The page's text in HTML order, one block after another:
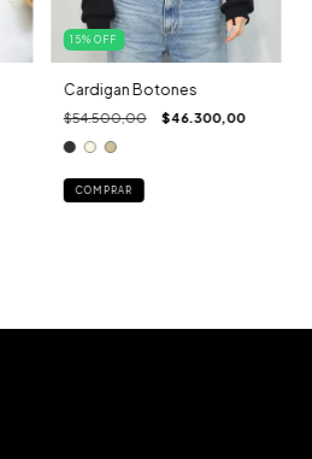
15%OFF
Cardigan Botones
$54.500,00 $46.300,00
COMPRAR